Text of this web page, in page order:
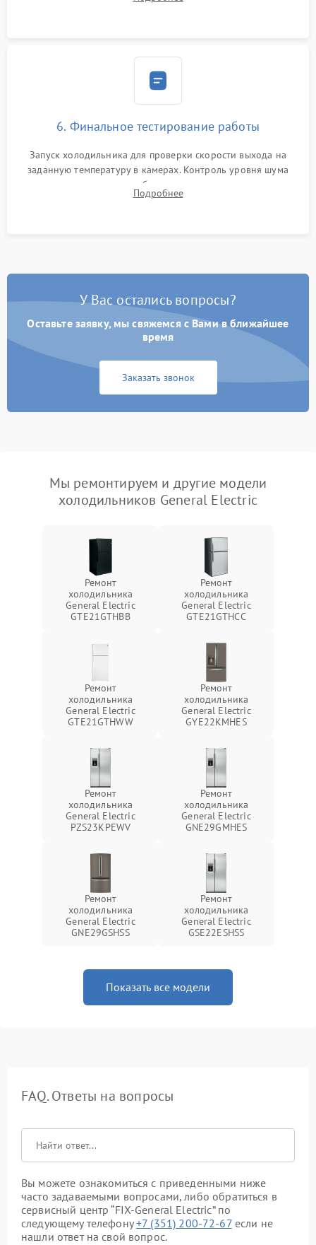
электронным весам. Контроль рабочего давления в системе.
6. Финальное тестирование работы
Запуск холодильника для проверки скорости выхода на
заданную температуру в камерах. Контроль уровня шума
компрессора, отсутствия обмерзания стенок и корректного
срабатывания системы автоматической оттайки.
Подробнее
У Вас остались вопросы?
Оставьте заявку, мы свяжемся с Вами в ближайшее
время
Заказать звонок
Мы ремонтируем и другие модели
холодильников General Electric
Ремонт
холодильника
General Electric
GTE21GTHBB
Ремонт
холодильника
General Electric
GTE21GTHCC
Ремонт
холодильника
General Electric
GTE21GTHWW
Ремонт
холодильника
General Electric
GYE22KMHES
Ремонт
холодильника
General Electric
PZS23KPEWV
Ремонт
холодильника
General Electric
GNE29GMHES
Ремонт
холодильника
General Electric
GNE29GSHSS
Ремонт
холодильника
General Electric
GSE22ESHSS
Показать все модели
FAQ. Ответы на вопросы
Вы можете ознакомиться с приведенными ниже
часто задаваемыми вопросами, либо обратиться в
сервисный центр “FIX-General Electric” по
следующему телефону+7 (351) 200-72-67если не
нашли ответ на свой вопрос.